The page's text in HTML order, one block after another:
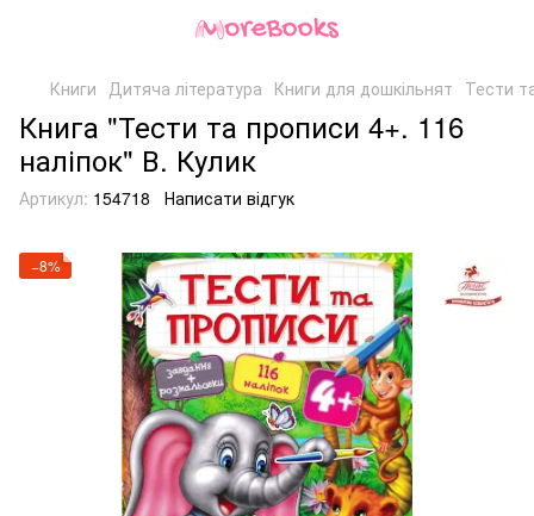
Книги Дитяча література Книги для дошкільнят Тести
Книга "Тести та прописи 4+. 116
наліпок" В. Кулик
Артикул: 154718 Написати відгук
−8%